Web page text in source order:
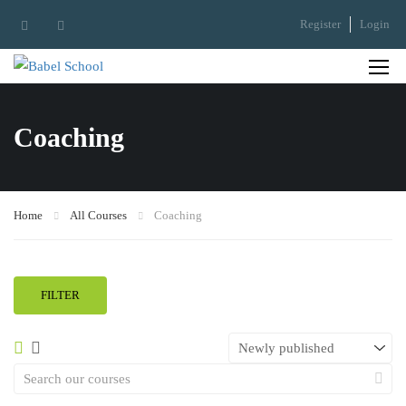
Register Login
Coaching
Home All Courses Coaching
FILTER